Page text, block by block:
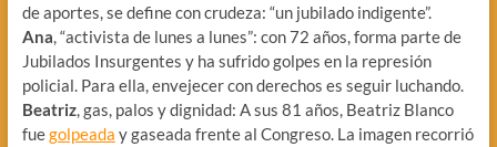
de aportes, se define con crudeza: “un jubilado indigente”.
Ana, “activista de lunes a lunes”: con 72 años, forma parte de
Jubilados Insurgentes y ha sufrido golpes en la represión
policial. Para ella, envejecer con derechos es seguir luchando.
Beatriz, gas, palos y dignidad: A sus 81 años, Beatriz Blanco
fuegolpeada y gaseada frente al Congreso. La imagen recorrió